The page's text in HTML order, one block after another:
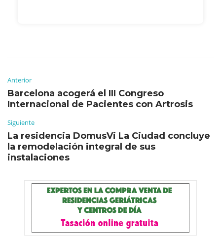
Anterior
Barcelona acogerá el III Congreso
Internacional de Pacientes con Artrosis
Siguiente
La residencia DomusVi La Ciudad concluye
la remodelación integral de sus
instalaciones